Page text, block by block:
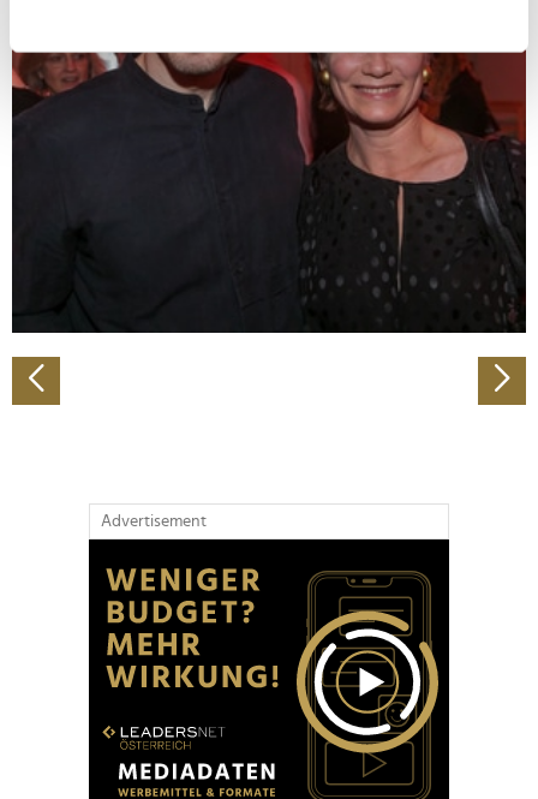
bestimmten Merkmalen (Fingerprinting) identifizieren
Erfahren Sie mehr darüber, wie Ihre persönlichen Daten
verarbeitet werden, und legen Sie Ihre Präferenzen im
Wir verwenden Cookies, um Inhalte und Anzeigen zu
personalisieren, Funktionen für soziale Medien anbieten
zu können und die Zugriffe auf unsere Website zu
analysieren. Außerdem geben wir Informationen zu Ihrer
Verwendung unserer Website an unsere Partner für
soziale Medien, Werbung und Analysen weiter. Unsere
Partner führen diese Informationen möglicherweise mit
Advertisement